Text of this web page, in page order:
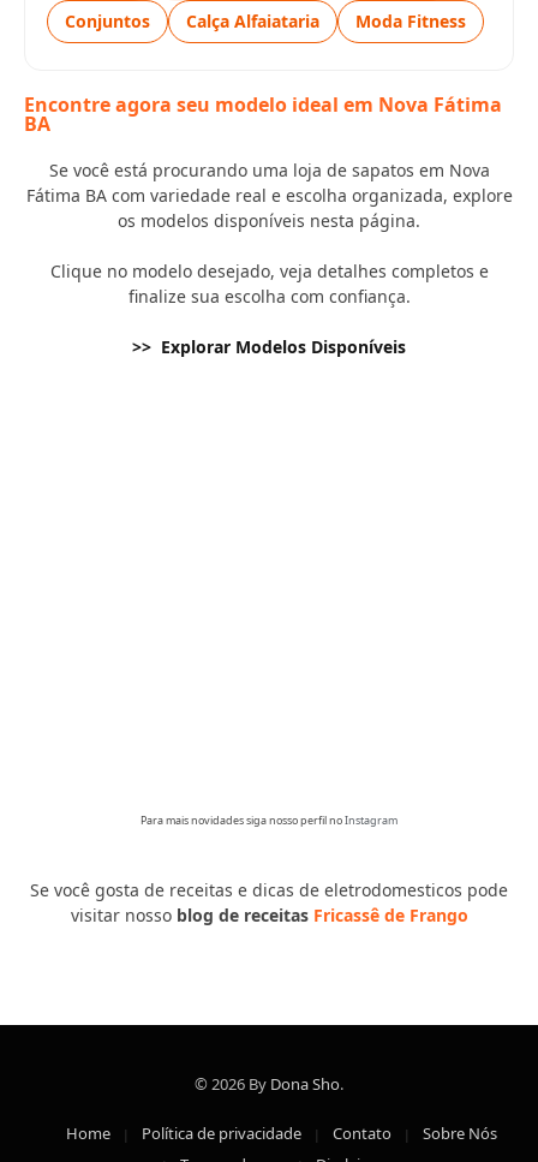
Conjuntos
Calça Alfaiataria Moda Fitness
Encontre agora seu modelo ideal em Nova Fátima
BA
Se você está procurando uma loja de sapatos em Nova
Fátima BA com variedade real e escolha organizada, explore
os modelos disponíveis nesta página.
Clique no modelo desejado, veja detalhes completos e
finalize sua escolha com confiança.
>> Explorar Modelos Disponíveis
Para mais novidades siga nosso perfil noInstagram
Se você gosta de receitas e dicas de eletrodomesticos pode
visitar nosso blog de receitas Fricassê de Frango
© 2026 By Dona Sho.
Home Política de privacidade Contato
Sobre Nós